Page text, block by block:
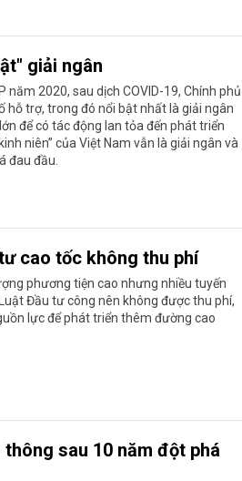
giải ngân
năm 2020, sau dịch COVID-19, Chính phủ
hỗ trợ, trong đó nổi bật nhất là giải ngân
để có tác động lan tỏa đến phát triển
niên” của Việt Nam vẫn là giải ngân và
đau đầu.
cao tốc không thu phí
phương tiện cao nhưng nhiều tuyến
Đầu tư công nên không được thu phí,
lực để phát triển thêm đường cao
sau 10 năm đột phá